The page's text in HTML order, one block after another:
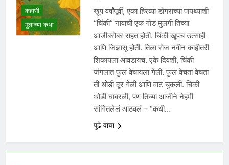
कहाणी
मुलांच्या कथा
खूप वर्षांपूर्वी, एका हिरव्या डोंगराच्या पायथ्याशी
“चिंकी” नावाची एक गोड मुलगी तिच्या
आजीबरोबर राहत होती. चिंकी खूपच उत्साही
आणि जिज्ञासू होती. तिला रोज नवीन काहीतरी
शिकायला आवडायचं. एके दिवशी, चिंकी
जंगलात फुलं वेचायला गेली. फुलं वेचता वेचता
ती थोडी दूर गेली आणि वाट चुकली. चिंकी
थोडी घाबरली, पण तिच्या आजीने नेहमी
सांगितलेलं आठवलं – “कधी…
पुढे वाचा